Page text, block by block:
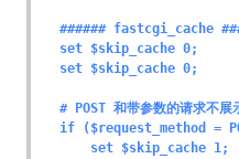
###### fastcgi_cache
  set $skip_cache 0;
  set $skip_cache 0;
# POST 和带参数的请求不展
if ($request_method =
      set $skip_cache 1;